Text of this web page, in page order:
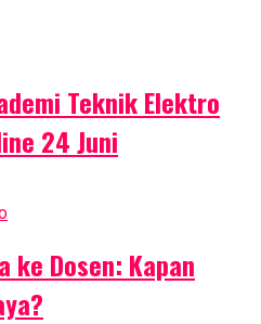
Teknik Elektro
24 Juni
ke Dosen: Kapan